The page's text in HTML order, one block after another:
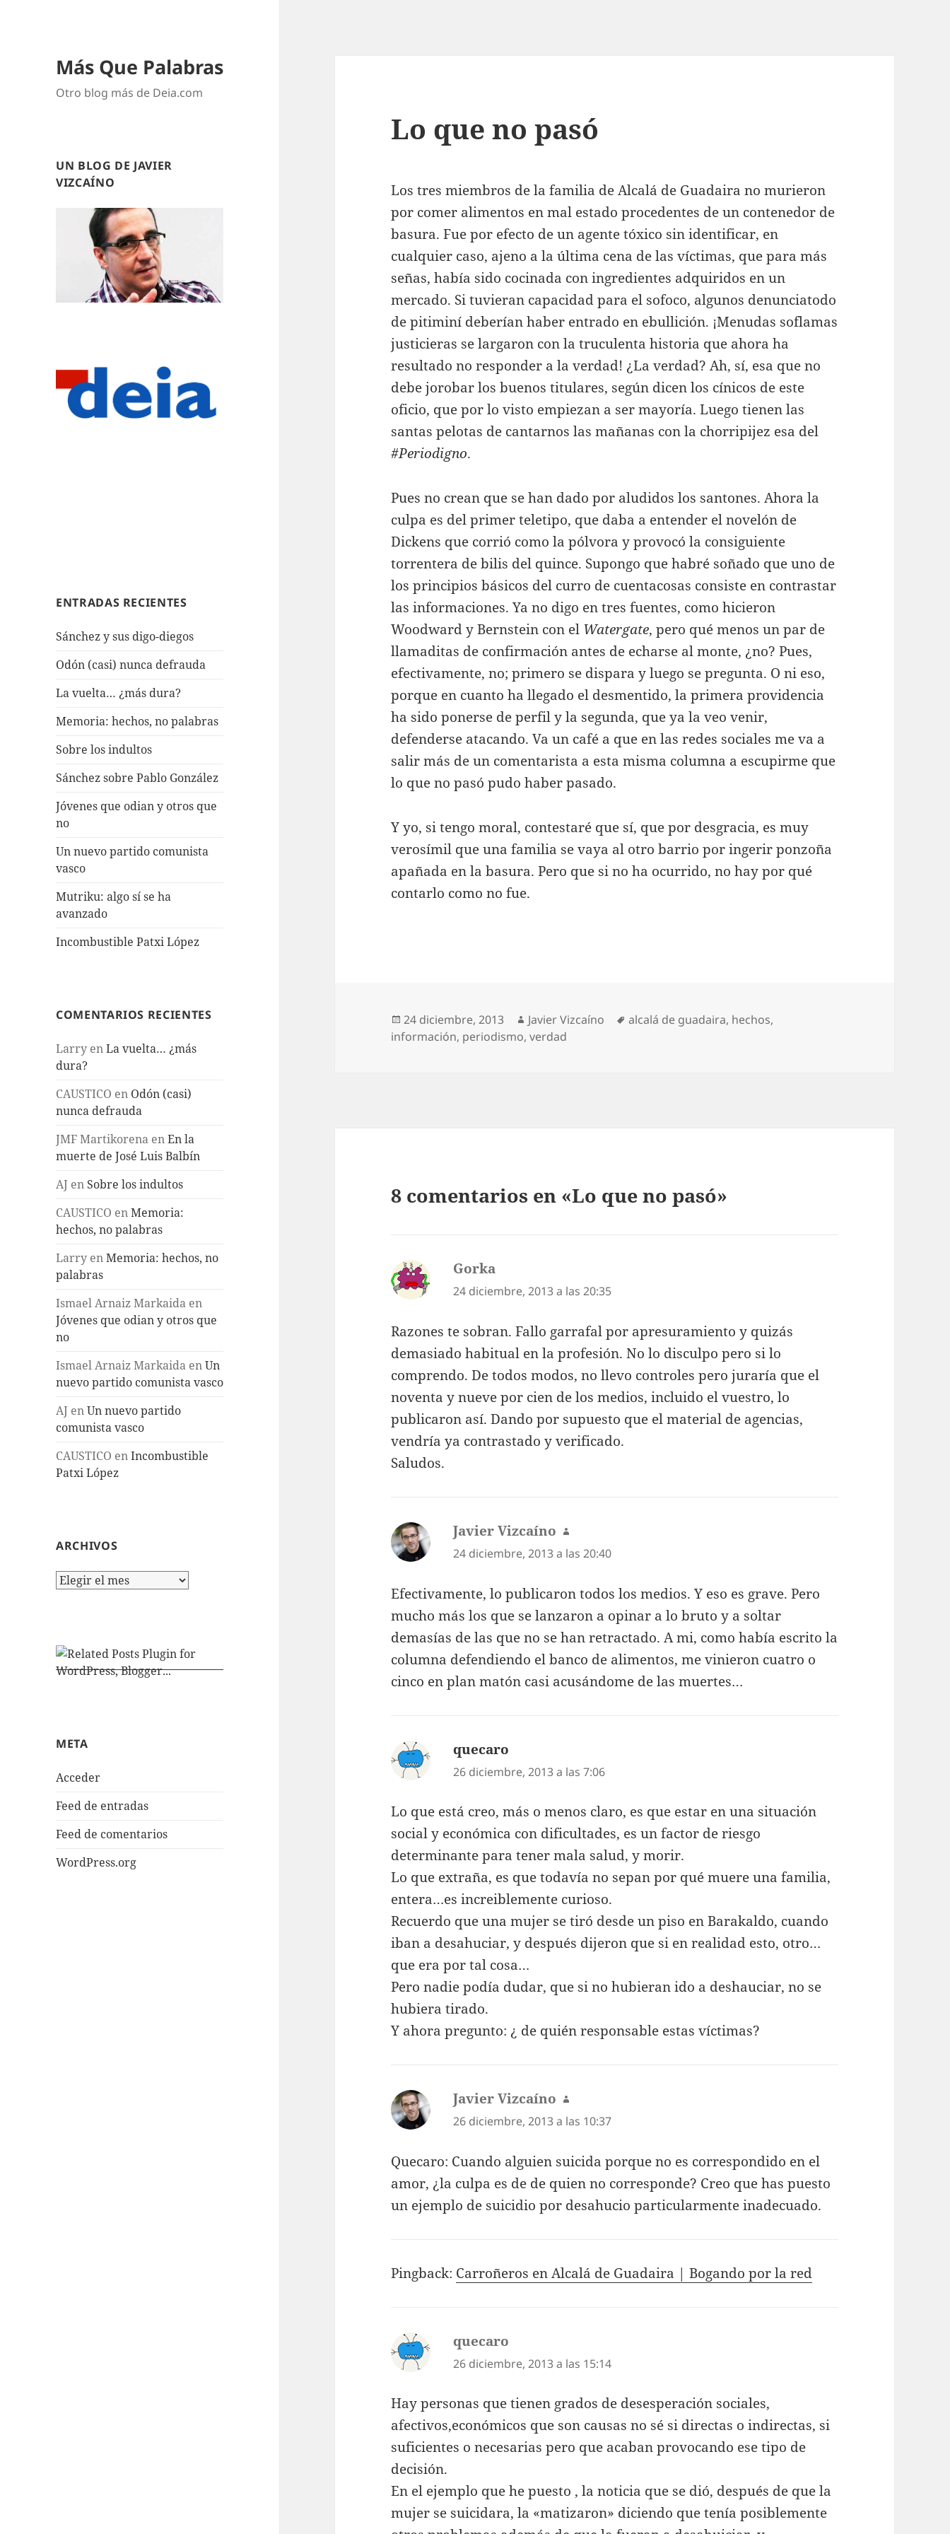
Más Que Palabras
Otro blog más de Deia.com
UN BLOG DE JAVIER
VIZCAÍNO
ENTRADAS RECIENTES
Sánchez y sus digo-diegos
Odón (casi) nunca defrauda
La vuelta… ¿más dura?
Memoria: hechos, no palabras
Sobre los indultos
Sánchez sobre Pablo González
Jóvenes que odian y otros que
no
Un nuevo partido comunista
vasco
Mutriku: algo sí se ha
avanzado
Incombustible Patxi López
COMENTARIOS RECIENTES
Larry enLa vuelta… ¿más
dura?
CAUSTICO en Odón (casi)
nunca defrauda
JMF Martikorena enEn la
muerte de José Luis Balbín
AJ en Sobre los indultos
CAUSTICO enMemoria:
hechos, no palabras
Larry enMemoria: hechos, no
palabras
Ismael Arnaiz Markaida en
Jóvenes que odian y otros que
no
Ismael Arnaiz Markaida enUn
nuevo partido comunista vasco
AJ enUn nuevo partido
comunista vasco
CAUSTICO enIncombustible
Patxi López
ARCHIVOS
Archivos
META
Acceder
Feed de entradas
Feed de comentarios
WordPress.org
Lo que no pasó
Los tres miembros de la familia de Alcalá de Guadaira no murieron
por comer alimentos en mal estado procedentes de un contenedor de
basura. Fue por efecto de un agente tóxico sin identificar, en
cualquier caso, ajeno a la última cena de las víctimas, que para más
señas, había sido cocinada con ingredientes adquiridos en un
mercado. Si tuvieran capacidad para el sofoco, algunos denunciatodo
de pitiminí deberían haber entrado en ebullición. ¡Menudas soflamas
justicieras se largaron con la truculenta historia que ahora ha
resultado no responder a la verdad! ¿La verdad? Ah, sí, esa que no
debe jorobar los buenos titulares, según dicen los cínicos de este
oficio, que por lo visto empiezan a ser mayoría. Luego tienen las
santas pelotas de cantarnos las mañanas con la chorripijez esa del
#Periodigno.
Pues no crean que se han dado por aludidos los santones. Ahora la
culpa es del primer teletipo, que daba a entender el novelón de
Dickens que corrió como la pólvora y provocó la consiguiente
torrentera de bilis del quince. Supongo que habré soñado que uno de
los principios básicos del curro de cuentacosas consiste en contrastar
las informaciones. Ya no digo en tres fuentes, como hicieron
Woodward y Bernstein con el Watergate, pero qué menos un par de
llamaditas de confirmación antes de echarse al monte, ¿no? Pues,
efectivamente, no; primero se dispara y luego se pregunta. O ni eso,
porque en cuanto ha llegado el desmentido, la primera providencia
ha sido ponerse de perfil y la segunda, que ya la veo venir,
defenderse atacando. Va un café a que en las redes sociales me va a
salir más de un comentarista a esta misma columna a escupirme que
lo que no pasó pudo haber pasado.
Y yo, si tengo moral, contestaré que sí, que por desgracia, es muy
verosímil que una familia se vaya al otro barrio por ingerir ponzoña
apañada en la basura. Pero que si no ha ocurrido, no hay por qué
contarlo como no fue.
Publicado
el
24 diciembre, 2013 Autor
Javier Vizcaíno Etiquetas
alcalá de guadaira, hechos,
información, periodismo,verdad
8 comentarios en «Lo que no pasó»
Gorka
24 diciembre, 2013 a las 20:35
Razones te sobran. Fallo garrafal por apresuramiento y quizás
demasiado habitual en la profesión. No lo disculpo pero si lo
comprendo. De todos modos, no llevo controles pero juraría que el
noventa y nueve por cien de los medios, incluido el vuestro, lo
publicaron así. Dando por supuesto que el material de agencias,
vendría ya contrastado y verificado.
Saludos.
Javier Vizcaíno dice:
24 diciembre, 2013 a las 20:40
Efectivamente, lo publicaron todos los medios. Y eso es grave. Pero
mucho más los que se lanzaron a opinar a lo bruto y a soltar
demasías de las que no se han retractado. A mi, como había escrito la
columna defendiendo el banco de alimentos, me vinieron cuatro o
cinco en plan matón casi acusándome de las muertes…
quecaro
26 diciembre, 2013 a las 7:06
Lo que está creo, más o menos claro, es que estar en una situación
social y económica con dificultades, es un factor de riesgo
determinante para tener mala salud, y morir.
Lo que extraña, es que todavía no sepan por qué muere una familia,
entera…es increiblemente curioso.
Recuerdo que una mujer se tiró desde un piso en Barakaldo, cuando
iban a desahuciar, y después dijeron que si en realidad esto, otro…
que era por tal cosa…
Pero nadie podía dudar, que si no hubieran ido a deshauciar, no se
hubiera tirado.
Y ahora pregunto: ¿ de quién responsable estas víctimas?
Javier Vizcaíno dice:
26 diciembre, 2013 a las 10:37
Quecaro: Cuando alguien suicida porque no es correspondido en el
amor, ¿la culpa es de de quien no corresponde? Creo que has puesto
un ejemplo de suicidio por desahucio particularmente inadecuado.
Pingback: Carroñeros en Alcalá de Guadaira | Bogando por la red
quecaro
26 diciembre, 2013 a las 15:14
Hay personas que tienen grados de desesperación sociales,
afectivos,económicos que son causas no sé si directas o indirectas, si
suficientes o necesarias pero que acaban provocando ese tipo de
decisión.
En el ejemplo que he puesto , la noticia que se dió, después de que la
mujer se suicidara, la «matizaron» diciendo que tenía posiblemente